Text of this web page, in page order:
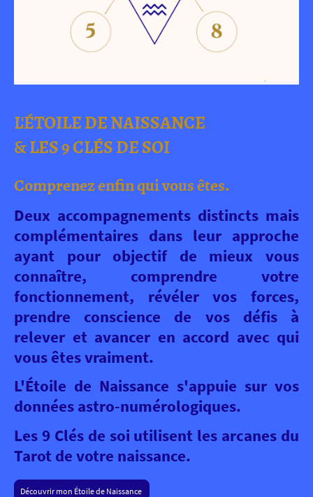
L'ÉTOILE DE NAISSANCE
& LES 9 CLÉS DE SOI
Comprenez enfin qui vous êtes.
Deux accompagnements distincts mais
complémentaires dans leur approche
ayant pour objectif de mieux vous
connaître, comprendre votre
fonctionnement, révéler vos forces,
prendre conscience de vos défis à
relever et avancer en accord avec qui
vous êtes vraiment.
L'Étoile de Naissance s'appuie sur vos
données astro-numérologiques.
Les 9 Clés de soi utilisent les arcanes du
Tarot de votre naissance.
Découvrir mon Étoile de Naissance